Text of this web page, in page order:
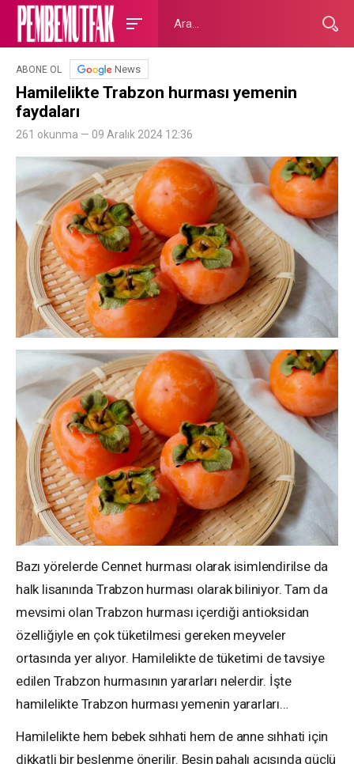
ABONE OL News
Hamilelikte Trabzon hurması yemenin
faydaları
261 okunma — 09 Aralık 2024 12:36
Bazı yörelerde Cennet hurması olarak isimlendirilse da
halk lisanında Trabzon hurması olarak biliniyor. Tam da
mevsimi olan Trabzon hurması içerdiği antioksidan
özelliğiyle en çok tüketilmesi gereken meyveler
ortasında yer alıyor. Hamilelikte de tüketimi de tavsiye
edilen Trabzon hurmasının yararları nelerdir. İşte
hamilelikte Trabzon hurması yemenin yararları…
Hamilelikte hem bebek sıhhati hem de anne sıhhati için
dikkatli bir beslenme önerilir. Besin pahalı açısında güçlü